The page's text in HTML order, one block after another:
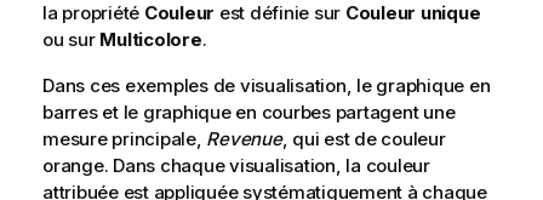
la propriété Couleur est définie sur Couleur unique
ou sur Multicolore.
Dans ces exemples de visualisation, le graphique en
barres et le graphique en courbes partagent une
mesure principale, Revenue, qui est de couleur
orange. Dans chaque visualisation, la couleur
attribuée est appliquée systématiquement à chaque